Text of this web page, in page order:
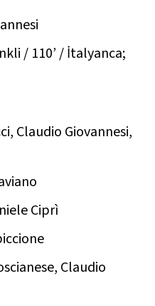
/ 110’ / İtalyanca;
Claudio Giovannesi,
Ciprì
Claudio